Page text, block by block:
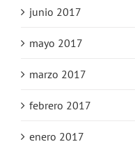
junio 2017
mayo 2017
marzo 2017
febrero 2017
enero 2017